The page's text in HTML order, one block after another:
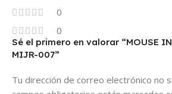
0
0
Sé el primero en valorar “MOUSE
MIJR-007”
Tu dirección de correo electrónico no